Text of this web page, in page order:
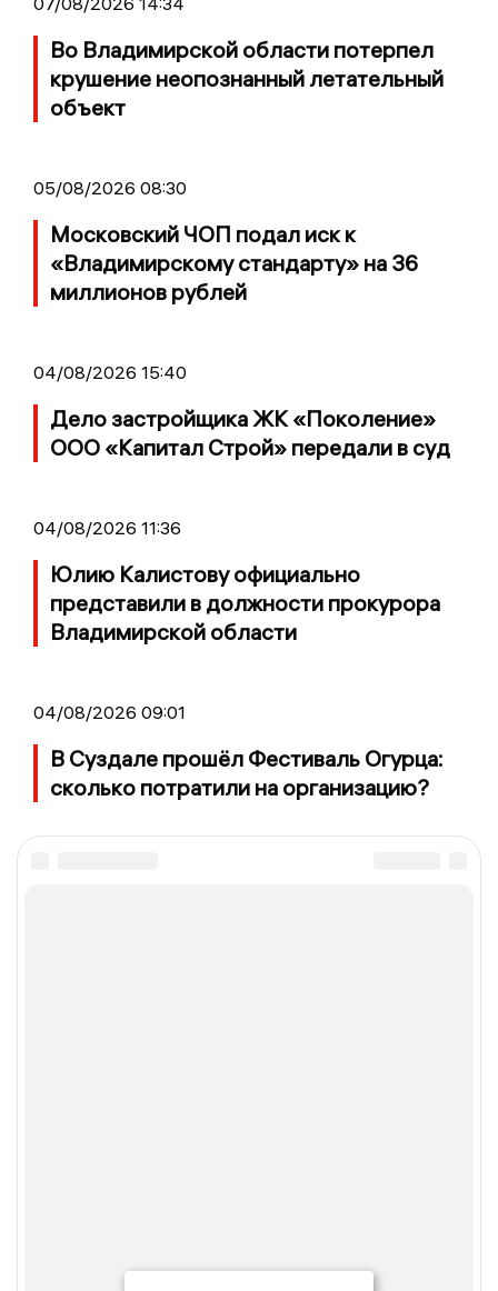
Во Владимирской области потерпел
крушение неопознанный летательный
объект
05/08/2026 08:30
Московский ЧОП подал иск к
«Владимирскому стандарту» на 36
миллионов рублей
04/08/2026 15:40
Дело застройщика ЖК «Поколение»
ООО «Капитал Строй» передали в суд
04/08/2026 11:36
Юлию Калистову официально
представили в должности прокурора
Владимирской области
04/08/2026 09:01
В Суздале прошёл Фестиваль Огурца:
сколько потратили на организацию?